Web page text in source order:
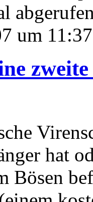
um 11:37
hat
Bösen